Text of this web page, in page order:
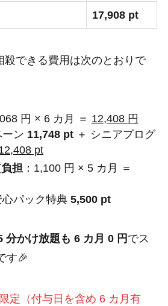
17,908 pt
できる費用は次のとおりで
円 × 6 カ月 ＝ 12,408 円
ン 11,748 pt＋ シニアプログ
pt
担：1,100 円 × 5 カ月 ＝
パック特典 5,500 pt
分かけ放題も 6 カ月 0 円 でス
す🎉
定（付与日を含め 6 カ月有